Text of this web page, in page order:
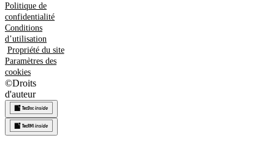
Politique de
confidentialité
Conditions
d’utilisation
Propriété du site
Paramètres des
cookies
©Droits
d'auteur